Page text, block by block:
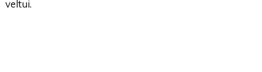
veltui.